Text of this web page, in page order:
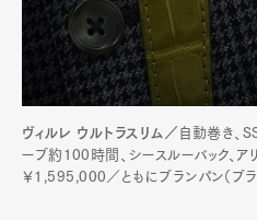
ヴィルレ ウルトラスリム／ 自動巻き、
ーブ約100時間、シースルーバック、ア
￥1,595,000／ともにブランパン（ブラ